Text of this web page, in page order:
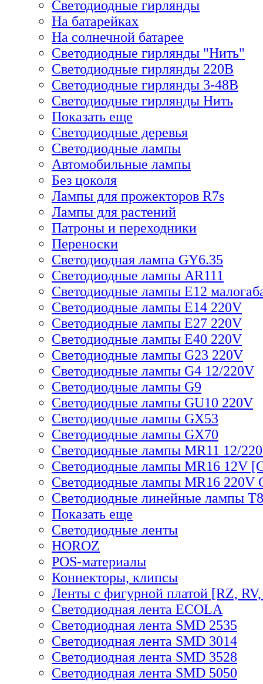
Светодиодные гирлянды
На батарейках
На солнечной батарее
Светодиодные гирлянды "Нить"
Светодиодные гирлянды 220В
Светодиодные гирлянды 3-48В
Светодиодные гирлянды Нить
Показать еще
Светодиодные деревья
Светодиодные лампы
Автомобильные лампы
Без цоколя
Лампы для прожекторов R7s
Лампы для растений
Патроны и переходники
Переноски
Светодиодная лампа GY6.35
Светодиодные лампы AR111
Светодиодные лампы E12
Светодиодные лампы E14 220V
Светодиодные лампы E27 220V
Светодиодные лампы E40 220V
Светодиодные лампы G23 220V
Светодиодные лампы G4 12/220V
Светодиодные лампы G9
Светодиодные лампы GU10 220V
Светодиодные лампы GX53
Светодиодные лампы GX70
Светодиодные лампы MR11 12/
Светодиодные лампы MR16 12V
Светодиодные лампы MR16 220V
Светодиодные линейные лампы T8
Показать еще
Светодиодные ленты
HOROZ
POS-материалы
Коннекторы, клипсы
Ленты с фигурной платой [RZ,
Светодиодная лента ECOLA
Светодиодная лента SMD 2535
Светодиодная лента SMD 3014
Светодиодная лента SMD 3528
Светодиодная лента SMD 5050